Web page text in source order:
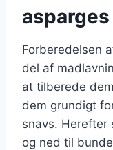
Forberedelsen
del af
at tilberede
dem grundigt
snavs.
og ned til